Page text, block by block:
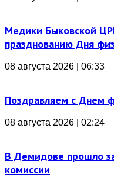
Медики Быковской
празднованию Дня
08 августа 2026 | 06:33
Поздравляем с Днем
08 августа 2026 | 02:24
В Демидове прошло
комиссии